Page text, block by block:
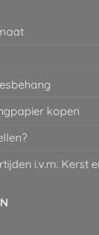
kopen
i.v.m. Kerst